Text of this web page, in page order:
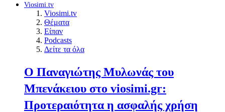
Viosimi.tv
Viosimi.tv
Θέματα
Είπαν
Podcasts
Δείτε τα όλα
Ο Παναγιώτης Μυλωνάς του
Μπενάκειου στο viosimi.gr:
Προτεραιότητα η ασφαλής χρήση